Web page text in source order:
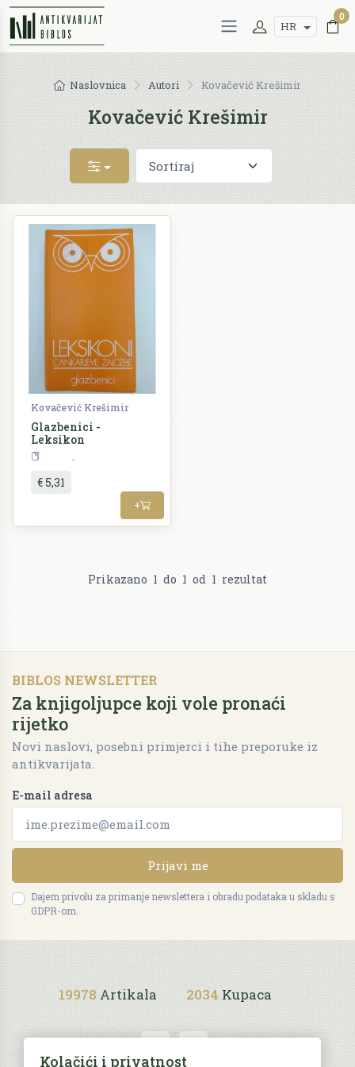
HR
0
Naslovnica Autori Kovačević Krešimir
Kovačević Krešimir
Kovačević Krešimir
Glazbenici -
Leksikon
€ 5,31
+
Prikazano 1 do 1 od 1 rezultat
BIBLOS NEWSLETTER
Za knjigoljupce koji vole pronaći
rijetko
Novi naslovi, posebni primjerci i tihe preporuke iz
antikvarijata.
E-mail adresa
Prijavi me
Dajem privolu za primanje newslettera i obradu podataka u skladu s
GDPR-om.
19978 Artikala 2034 Kupaca
Kolačići i privatnost